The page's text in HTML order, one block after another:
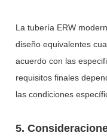
La tubería ERW
diseño equivalentes
acuerdo con las
requisitos finales
las condiciones
5.